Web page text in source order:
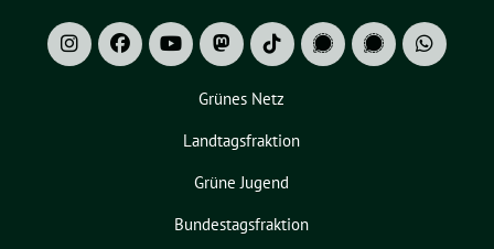
Grünes Netz
Landtagsfraktion
Grüne Jugend
Bundestagsfraktion